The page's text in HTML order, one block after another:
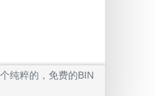
纯粹的，免费的BIN